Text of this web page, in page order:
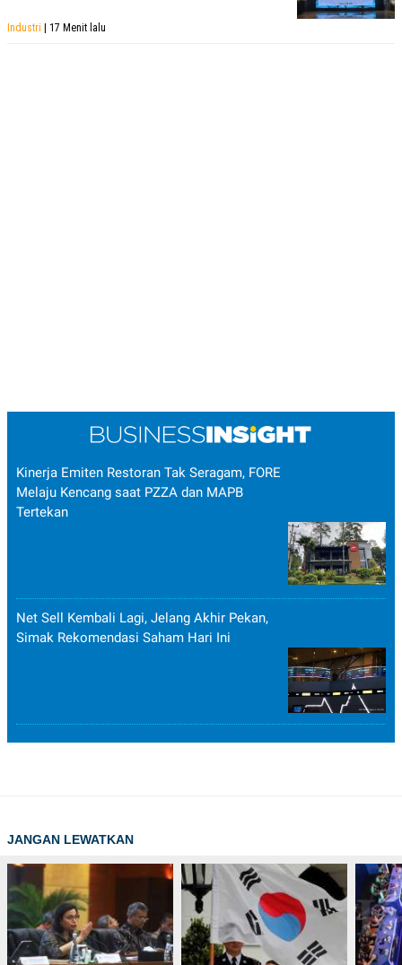
Industri | 17 Menit lalu
Kinerja Emiten Restoran Tak Seragam, FORE
Melaju Kencang saat PZZA dan MAPB
Tertekan
Net Sell Kembali Lagi, Jelang Akhir Pekan,
Simak Rekomendasi Saham Hari Ini
JANGAN LEWATKAN